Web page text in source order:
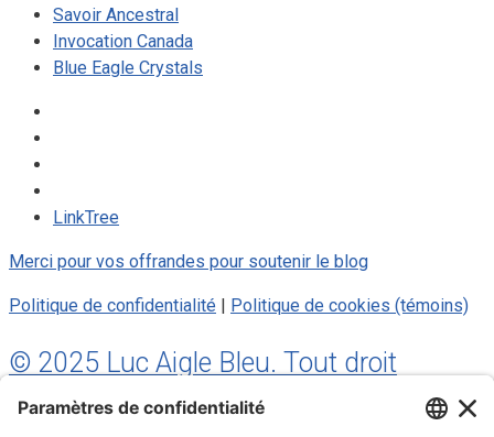
Savoir Ancestral
Invocation Canada
Blue Eagle Crystals
LinkTree
Merci pour vos offrandes pour soutenir le blog
Politique de confidentialité | Politique de cookies (témoins)
© 2025 Luc Aigle Bleu. Tout droit
réservé.